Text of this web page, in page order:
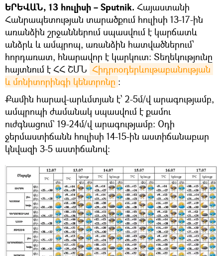
ԵՐԵՎԱՆ, 13 հուլիսի – Sputnik. Հայաստանի
Հանրապետության տարածքում հուլիսի 13-17-ին
առանձին շրջաններում սպասվում է կարճատև
անձրև և ամպրոպ, առանձին հատվածներում՝
հորդառատ, հնարավոր է կարկուտ: Տեղեկությունը
հայտնում է ՀՀ ՇՄՆ Հիդրոօդերևութաբանության
և մոնիտորինգի կենտրոնը ։
Քամին հարավ-արևմտյան է՝ 2-5մ/վ արագությամբ,
ամպրոպի ժամանակ սպասվում է քամու
ուժգնացում` 19-24մ/վ արագությամբ: Օդի
ջերմաստիճանն հուլիսի 14-15-ին աստիճանաբար
կնվազի 3-5 աստիճանով։